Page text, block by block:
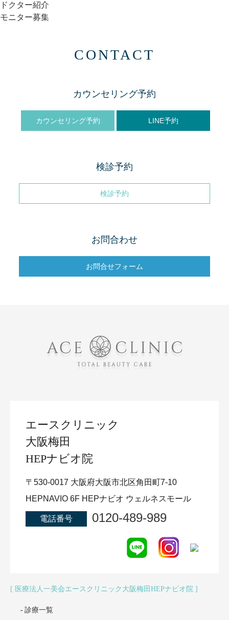
ドクター紹介
モニター募集
CONTACT
カウンセリング予約
カウンセリング予約 LINE予約
検診予約
検診予約
お問合わせ
お問合せフォーム
エースクリニック
大阪梅田
HEPナビオ院
〒530-0017 大阪府大阪市北区角田町7-10
HEPNAVIO 6F HEPナビオ ウェルネスモール
電話番号 0120-489-989
医療法人一美会エースクリニック大阪梅田HEPナビオ院
診療一覧